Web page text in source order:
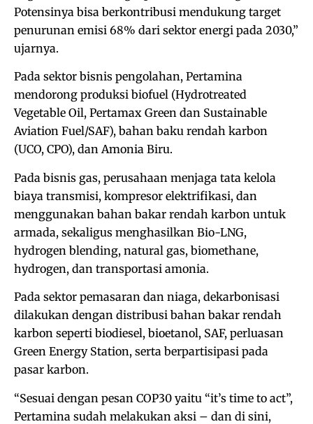
Potensinya bisa berkontribusi mendukung target
penurunan emisi 68% dari sektor energi pada 2030,”
ujarnya.
Pada sektor bisnis pengolahan, Pertamina
mendorong produksi biofuel (Hydrotreated
Vegetable Oil, Pertamax Green dan Sustainable
Aviation Fuel/SAF), bahan baku rendah karbon
(UCO, CPO), dan Amonia Biru.
Pada bisnis gas, perusahaan menjaga tata kelola
biaya transmisi, kompresor elektrifikasi, dan
menggunakan bahan bakar rendah karbon untuk
armada, sekaligus menghasilkan Bio-LNG,
hydrogen blending, natural gas, biomethane,
hydrogen, dan transportasi amonia.
Pada sektor pemasaran dan niaga, dekarbonisasi
dilakukan dengan distribusi bahan bakar rendah
karbon seperti biodiesel, bioetanol, SAF, perluasan
Green Energy Station, serta berpartisipasi pada
pasar karbon.
“Sesuai dengan pesan COP30 yaitu “it’s time to act”,
Pertamina sudah melakukan aksi – dan di sini,